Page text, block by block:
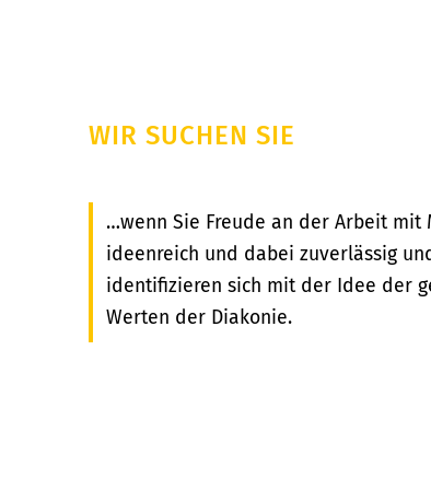
WIR SUCHEN SIE
…wenn Sie Freude an der Arbeit mit
ideenreich und dabei zuverlässig
identifizieren sich mit der Idee der
Werten der Diakonie.